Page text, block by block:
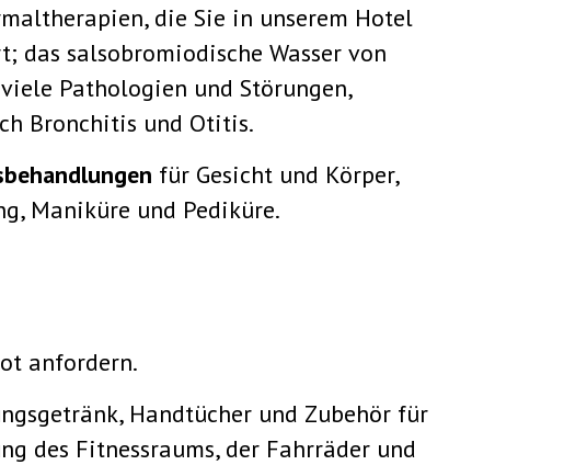
die Sie in unserem Hotel
das salsobromiodische Wasser von
Pathologien und Störungen,
Bronchitis und Otitis.
für Gesicht und Körper,
Maniküre und Pediküre.
anfordern.
Handtücher und Zubehör für
des Fitnessraums, der Fahrräder und